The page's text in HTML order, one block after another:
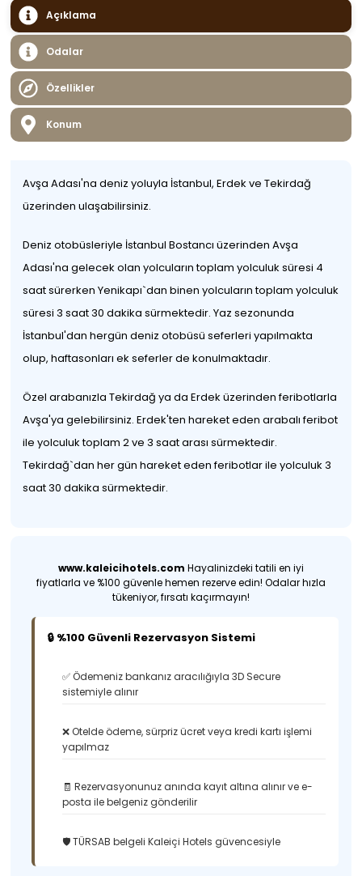
Açıklama
Odalar
Özellikler
Konum
Avşa Adası'na deniz yoluyla İstanbul, Erdek ve Tekirdağ
üzerinden ulaşabilirsiniz.
Deniz otobüsleriyle İstanbul Bostancı üzerinden Avşa
Adası'na gelecek olan yolcuların toplam yolculuk süresi 4
saat sürerken Yenikapı`dan binen yolcuların toplam yolculuk
süresi 3 saat 30 dakika sürmektedir. Yaz sezonunda
İstanbul'dan hergün deniz otobüsü seferleri yapılmakta
olup, haftasonları ek seferler de konulmaktadır.
Özel arabanızla Tekirdağ ya da Erdek üzerinden feribotlarla
Avşa'ya gelebilirsiniz. Erdek'ten hareket eden arabalı feribot
ile yolculuk toplam 2 ve 3 saat arası sürmektedir.
Tekirdağ`dan her gün hareket eden feribotlar ile yolculuk 3
saat 30 dakika sürmektedir.
www.kaleicihotels.com Hayalinizdeki tatili en iyi
fiyatlarla ve %100 güvenle hemen rezerve edin! Odalar hızla
tükeniyor, fırsatı kaçırmayın!
🔒 %100 Güvenli Rezervasyon Sistemi
✅ Ödemeniz bankanız aracılığıyla 3D Secure
sistemiyle alınır
❌ Otelde ödeme, sürpriz ücret veya kredi kartı işlemi
yapılmaz
🧾 Rezervasyonunuz anında kayıt altına alınır ve e-
posta ile belgeniz gönderilir
🛡️ TÜRSAB belgeli Kaleiçi Hotels güvencesiyle